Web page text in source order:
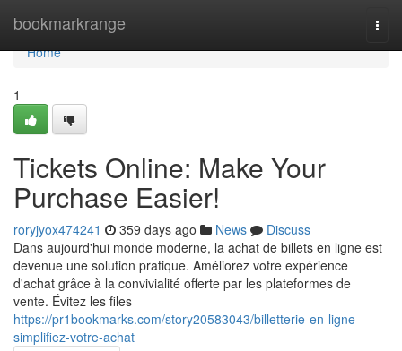
bookmarkrange
Home
Home
1
Tickets Online: Make Your
Purchase Easier!
roryjyox474241 359 days ago News
Discuss
Dans aujourd'hui monde moderne, la achat de billets en ligne est
devenue une solution pratique. Améliorez votre expérience
d'achat grâce à la convivialité offerte par les plateformes de
vente. Évitez les files
https://pr1bookmarks.com/story20583043/billetterie-en-ligne-
simplifiez-votre-achat